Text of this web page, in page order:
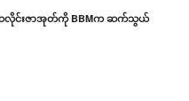
ဆလိုင်းဇာအုတ်ကို BBMက ဆက်သွယ်